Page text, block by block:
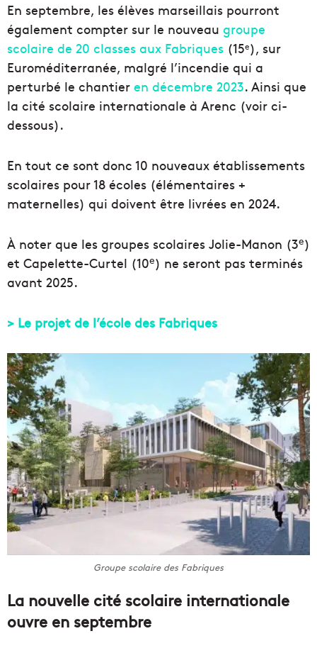
En septembre, les élèves marseillais pourront
également compter sur le nouveau groupe
scolaire de 20 classes aux Fabriques (15e), sur
Euroméditerranée, malgré l’incendie qui a
perturbé le chantier en décembre 2023. Ainsi que
la cité scolaire internationale à Arenc (voir ci-
dessous).
En tout ce sont donc 10 nouveaux établissements
scolaires pour 18 écoles (élémentaires +
maternelles) qui doivent être livrées en 2024.
À noter que les groupes scolaires Jolie-Manon (3e)
et Capelette-Curtel (10e) ne seront pas terminés
avant 2025.
> Le projet de l’école des Fabriques
Groupe scolaire des Fabriques
La nouvelle cité scolaire internationale
ouvre en septembre